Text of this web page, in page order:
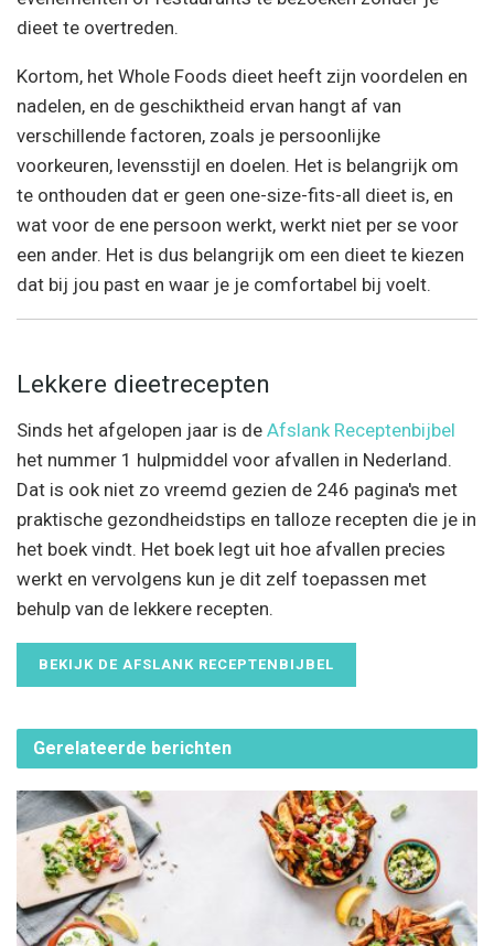
dieet te overtreden.
Kortom, het Whole Foods dieet heeft zijn voordelen en
nadelen, en de geschiktheid ervan hangt af van
verschillende factoren, zoals je persoonlijke
voorkeuren, levensstijl en doelen. Het is belangrijk om
te onthouden dat er geen one-size-fits-all dieet is, en
wat voor de ene persoon werkt, werkt niet per se voor
een ander. Het is dus belangrijk om een dieet te kiezen
dat bij jou past en waar je je comfortabel bij voelt.
Lekkere dieetrecepten
Sinds het afgelopen jaar is de Afslank Receptenbijbel
het nummer 1 hulpmiddel voor afvallen in Nederland.
Dat is ook niet zo vreemd gezien de 246 pagina's met
praktische gezondheidstips en talloze recepten die je in
het boek vindt. Het boek legt uit hoe afvallen precies
werkt en vervolgens kun je dit zelf toepassen met
behulp van de lekkere recepten.
BEKIJK DE AFSLANK RECEPTENBIJBEL
Gerelateerde berichten